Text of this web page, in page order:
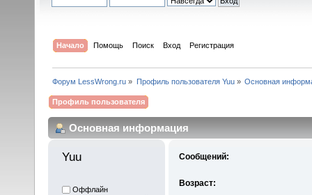
Начало Помощь Поиск Вход Регистрация
Форум LessWrong.ru » Профиль пользователя Yuu» Основная
Профиль пользователя
Основная информация
Yuu
Оффлайн
Сообщений:
Возраст: